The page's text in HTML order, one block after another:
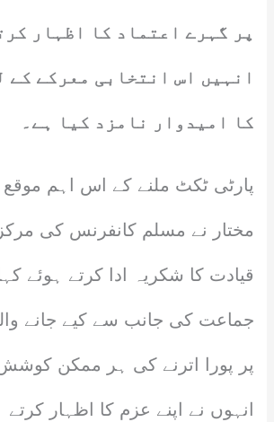
پر گہرے اعتماد کا اظہار
انہیں اس انتخابی معرکے کے
کا امیدوار نامزد کیا ہے۔
پارٹی ٹکٹ ملنے کے اس اہم
مختار نے مسلم کانفرنس کی
قیادت کا شکریہ ادا کرتے ہوئے
جماعت کی جانب سے کیے جانے
پر پورا اترنے کی ہر ممکن
انہوں نے اپنے عزم کا اظہار کرتے